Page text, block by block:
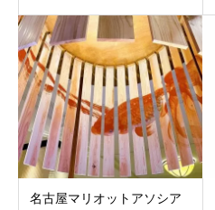
名古屋マリオットアソシア